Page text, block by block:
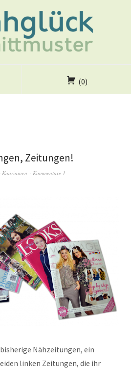
(0)
Zeitungen!
Kääriäinen Kommentare 1
Nähzeitungen, ein
linken Zeitungen, die ihr